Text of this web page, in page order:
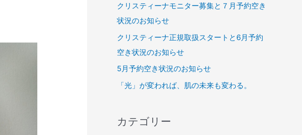
クリスティーナモニター募集と７月予約空き
状況のお知らせ
クリスティーナ正規取扱スタートと6月予約
空き状況のお知らせ
5月予約空き状況のお知らせ
「光」が変われば、肌の未来も変わる。
カテゴリー